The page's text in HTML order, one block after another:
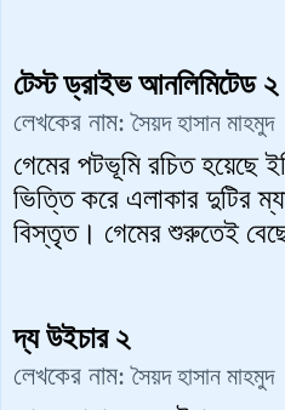
টেস্ট ড্রাইভ আনলিমিটেড ২
লেখকের নাম:সৈয়দ হাসান মাহমুদ
গেমের পটভূমি রচিত হয়েছে
ভিত্তি করে এলাকার দুটির
বিস্তৃত। গেমের শুরুতেই
দ্য উইচার ২
লেখকের নাম:সৈয়দ হাসান মাহমুদ